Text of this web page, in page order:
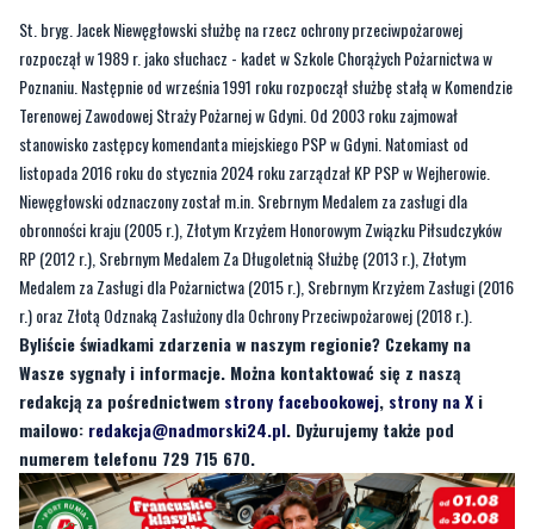
Terenowej Zawodowej Straży Pożarnej w Gdyni. Od 2003 roku zajmował
stanowisko zastępcy komendanta miejskiego PSP w Gdyni. Natomiast od
listopada 2016 roku do stycznia 2024 roku zarządzał KP PSP w Wejherowie.
Niewęgłowski odznaczony został m.in. Srebrnym Medalem za zasługi dla
obronności kraju (2005 r.), Złotym Krzyżem Honorowym Związku Piłsudczyków
RP (2012 r.), Srebrnym Medalem Za Długoletnią Służbę (2013 r.), Złotym
Medalem za Zasługi dla Pożarnictwa (2015 r.), Srebrnym Krzyżem Zasługi (2016
r.) oraz Złotą Odznaką Zasłużony dla Ochrony Przeciwpożarowej (2018 r.).
Byliście świadkami zdarzenia w naszym regionie? Czekamy na
Wasze sygnały i informacje. Można kontaktować się z naszą
redakcją za pośrednictwemstrony facebookowej,strony na X
mailowo:redakcja@nadmorski24.pl. Dyżurujemy także pod
numerem telefonu 729 715 670.